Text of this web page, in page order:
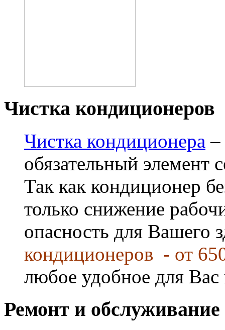
Чистка кондиционеров
Чистка кондиционера –
обязательный элемент
Так как кондиционер
только снижение
опасность для Вашего
кондиционеров - от
любое удобное для Вас
Ремонт и обслуживание